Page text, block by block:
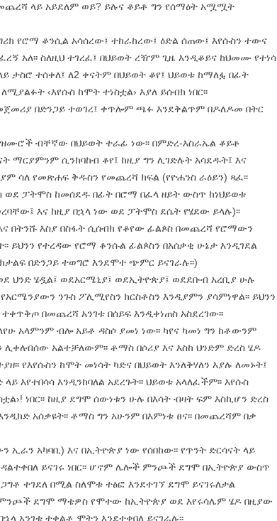
ላይ አይደለም ወይ? ይሉና ቆይቶ ግን የሰማዕት አሟሟት
የሮማ ቆንሲል አሳሰረው፤ ተከራከረው፤ ዕድል ሰጠው፤ እየሱስን ተውና
አለ፡፡ ስለዚህ ተገረፈ፤ በህይወት ረዥም ጊዜ እንዲቆይና ከህመሙ የተነሳ
ታስሮ ተሰቀለ፤ ለ2 ቀናትም በህይወት ቆየ፤ ህይወቱ ከማለፏ በፊት
‹እየሱስ ከሞት ተነስቷል› እያለ ይሰብክ ነበር፡፡
በድንጋይ ተወገረ፤ ቀጥሎም ጫፉ እንደቅልጥም በዶለዶመ በትር
ብቸኛው በህይወት ተራፊ ነው፡፡ በምድረ-እስራኤል ቆይቶ
ማርያምንም ሲንከባከብ ቆየ፤ ከዚያ ግን ሊገድሉት አሳደዱት፤ እና
ሳለ የመጽሐፍ ቅዱስን የመጨረሻ ክፍል (የዮሐንስ ራዕይን) ጻፈ፡፡
ወደ ፓትሞስ ከመሰደዱ በፊት በሮማ በፈላ ዘይት ውስጥ ከነህይወቱ
እና ከዚያ በኋላ ነው ወደ ፓትሞስ ደሴት የሄደው ይላሉ)፡፡
በትንሹ እስያ በስፋት ሲሰብክ የቆየው ፊልጶስ በመጨረሻ የሮማውን
ይህንን የተረዳው የሮማ ቆንሱል ፊልጶስን በአሰቃቂ ሁኔታ እንዲገደል
በድንጋይ ተወግሮ እንደሞተ ጭምር ይናገራሉ፡፡)
ህንድ ሄዷል፤ ወደአርሜኒያ፤ ወደኢትዮጵያ፤ ወደደቡብ አረቢያ ሁሉ
ንጉስ ፖሊሚየስን ክርስቶስን እንዲያምን ያሳምነዋል፡፡ ይህንን
በመጨረሻ አንገቱ በሰይፍ እንዲቀነጠስ አስደረገው፡፡
አላምንም ብሎ አይቶ ዳስሶ ያመነ ነው፡፡ ካየና ካመነ ግን ከቶውንም
አልተቻለውም፡፡ ቶማስ በሶሪያ እና እስከ ህንድም ድረስ ሄዶ
የእየሱስን ከሞት መነሳት ካድና በህይወት እንለቅሃለን እያሉ ለመኑት፤
እየተበሳሳ እንዲንከባለል አደረጉት፡፡ ህይወቱ አላለፈችም፡፡ እየሱስ
ነበር፡፡ ከዚያ ደግሞ ሰውነቱን ሁሉ በእሳት ብዛት ፍም እስኪሆን ድረስ
አሰቃዩት፡፡ ቶማስ ግን አሁንም በእምነቱ ፀና፡፡ በመጨረሻም በቃ
አካባቢ) እና በኢትዮጵያ ነው የሰበከው፡፡ የጥንት ድርሳናት ላይ
ይናገሩ ነበር፡፡ ሆኖም ሌሎች ምንጮች ደግሞ በኢትዮጵያ ውስጥ
ተገደለ በሚል ስለሞቱ ተፅፎ እንደተገኘ ደግሞ ይናገሩለታል
ደግሞ ማቴዎስ የሞተው ከኢትዮጵያ ወደ እየሩሳሌም ሄዶ በዚያው
አንገቱ ተቀልቶ ሞትን እንደተቀበለ ይናገራሉ፡፡